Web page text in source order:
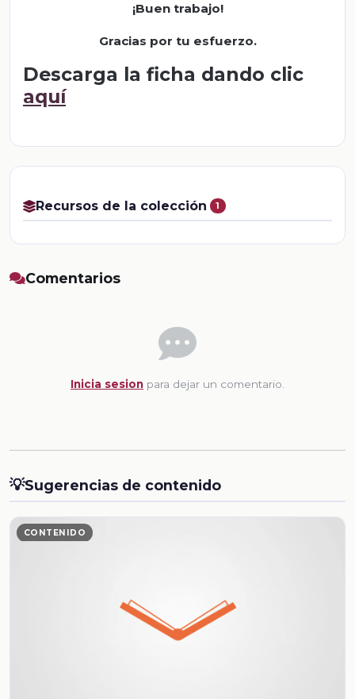
¡Buen trabajo!
Gracias por tu esfuerzo.
Descarga la ficha dando clic
aquí
Recursos de la colección 1
Comentarios
Inicia sesion para dejar un comentario.
💡Sugerencias de contenido
CONTENIDO